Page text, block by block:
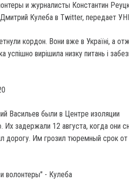
и журналисты Константин
Кулеба в Twitter, передает
кордон. Вони вже в Україні, а
успішно вирішила низку питань і
Васильев были в Центре изоляции
задержали 12 августа, когда они
дорогу. Им грозил тюремный срок